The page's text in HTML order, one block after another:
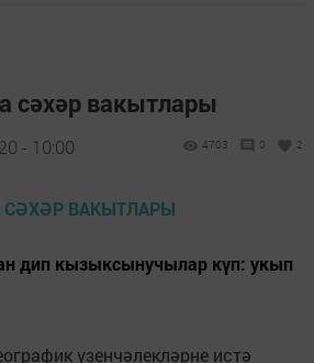
сәхәр вакытлары
- 10:00 4703 0 2
дип кызыксынучылар күп: укып
үзенчәлекләрне истә